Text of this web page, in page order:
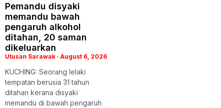
Pemandu disyaki
memandu bawah
pengaruh alkohol
ditahan, 20 saman
dikeluarkan
Utusan Sarawak August 6, 2026
KUCHING: Seorang lelaki
tempatan berusia 31 tahun
ditahan kerana disyaki
memandu di bawah pengaruh